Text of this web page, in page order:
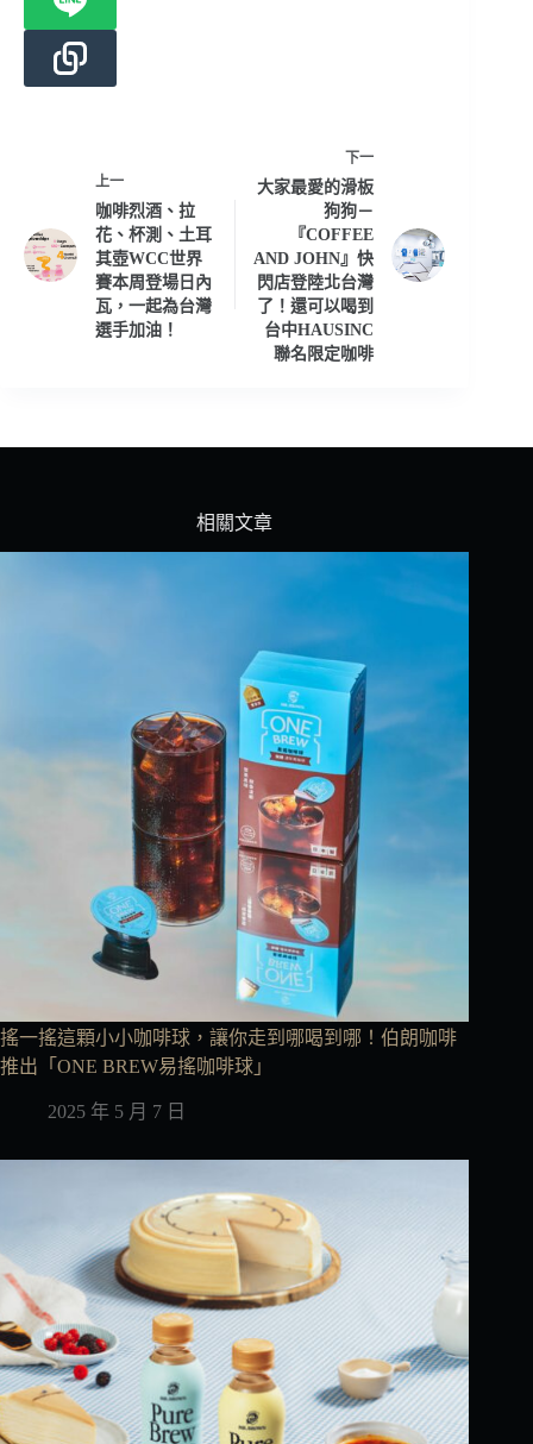
上一
咖啡烈酒、拉
花、杯測、土耳
其壺WCC世界
賽本周登場日內
瓦，一起為台灣
選手加油！
下一
大家最愛的滑板
狗狗－
『COFFEE
AND JOHN』快
閃店登陸北台灣
了！還可以喝到
台中HAUSINC
聯名限定咖啡
相關文章
搖一搖這顆小小咖啡球，讓你走到哪喝到哪！伯朗咖啡
推出「ONE BREW易搖咖啡球」
2025 年 5 月 7 日